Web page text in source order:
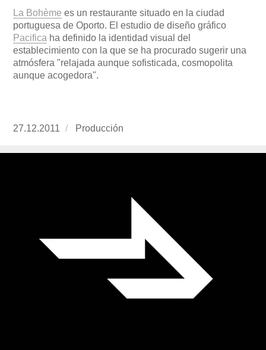
La Bohème es un restaurante situado en la ciudad
portuguesa de Oporto. El estudio de diseño gráfico
Pacifica ha definido la identidad visual del
establecimiento con la que se ha procurado sugerir una
atmósfera "relajada aunque sofisticada, cosmopolita
aunque acogedora".
Publicado
27.12.2011 https://www.experimenta.es/author/
Producción